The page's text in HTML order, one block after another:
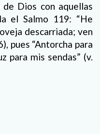
Dios con aquellas
el Salmo 119: “He
descarriada; ven
pues “Antorcha para
para mis sendas” (v.